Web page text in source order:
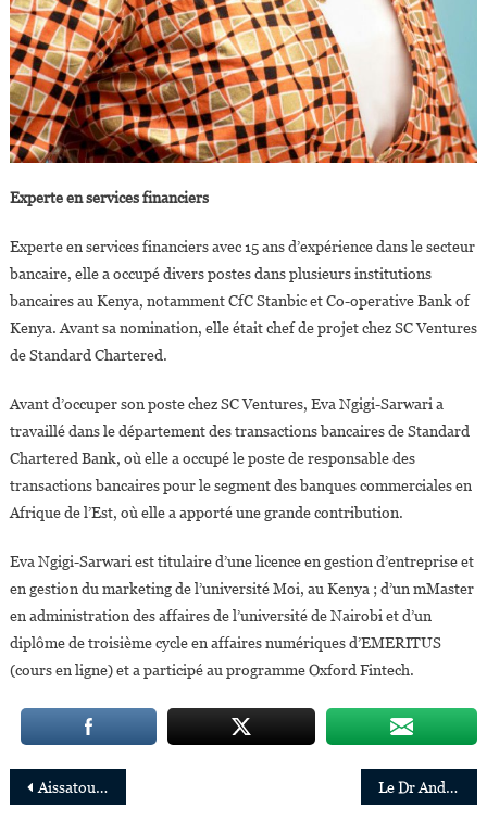
Experte en services financiers
Experte en services financiers avec 15 ans d’expérience dans le secteur
bancaire, elle a occupé divers postes dans plusieurs institutions
bancaires au Kenya, notamment CfC Stanbic et Co-operative Bank of
Kenya. Avant sa nomination, elle était chef de projet chez SC Ventures
de Standard Chartered.
Avant d’occuper son poste chez SC Ventures, Eva Ngigi-Sarwari a
travaillé dans le département des transactions bancaires de Standard
Chartered Bank, où elle a occupé le poste de responsable des
transactions bancaires pour le segment des banques commerciales en
Afrique de l’Est, où elle a apporté une grande contribution.
Eva Ngigi-Sarwari est titulaire d’une licence en gestion d’entreprise et
en gestion du marketing de l’université Moi, au Kenya ; d’un mMaster
en administration des affaires de l’université de Nairobi et d’un
diplôme de troisième cycle en affaires numériques d’EMERITUS
(cours en ligne) et a participé au programme Oxford Fintech.
Navigation
Aissatou Bah,26 ans, la plus jeune ingénieure guinéenne à travailler chez Microsoft Le Dr André Bationo et le Dr Catherine Nakalembe remportent l’Africa Food Prize 2020